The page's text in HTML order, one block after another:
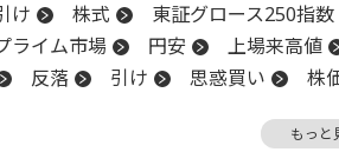
け 株式 東証グロース250指数
ライム市場 円安 上場来高値
反落 引け 思惑買い 株
もっと